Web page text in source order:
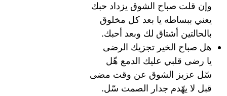
وإن قلت صباح الشوق يزداد حبك
يعني ببساطه يا بعد كل مخلوق
بالحالتين أشتاق لك وبعد أحبك.
هل صباح الخير تجزيك الرضى
يا رضى قلبي عليك الدمع هّل
سّل عزيز الشوق عن وقت مضى
قبل لا يهّدم جدار الصمت سّل.